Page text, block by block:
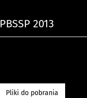
PBSSP 2013
Pliki do pobrania